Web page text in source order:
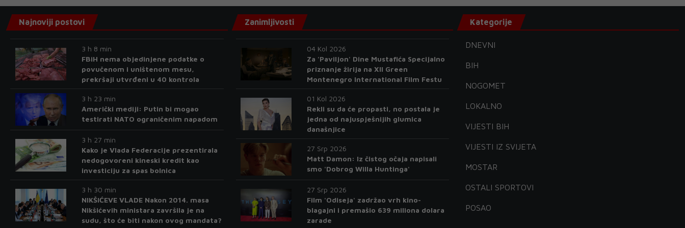
Najnoviji postovi
3 h 8 min
FBiH nema objedinjene podatke o
povučenom i uništenom mesu,
prekršaji utvrđeni u 40 kontrola
3 h 23 min
Američki mediji: Putin bi mogao
testirati NATO ograničenim napadom
3 h 27 min
Kako je Vlada Federacije prezentirala
nedogovoreni kineski kredit kao
investiciju za spas bolnica
3 h 30 min
NIKŠIĆEVE VLADE Nakon 2014. masa
Nikšićevih ministara završila je na
sudu, što će biti nakon ovog mandata?
Zanimljivosti
04 Kol 2026
Za 'Paviljon' Dine Mustafića Specijalno
priznanje žirija na XII Green
Montenegro International Film Festu
01 Kol 2026
Rekli su da će propasti, no postala je
jedna od najuspješnijih glumica
današnjice
27 Srp 2026
Matt Damon: Iz čistog očaja napisali
smo 'Dobrog Willa Huntinga'
27 Srp 2026
Film 'Odiseja' zadržao vrh kino-
blagajni i premašio 639 miliona dolara
zarade
Kategorije
DNEVNI
BIH
NOGOMET
LOKALNO
VIJESTI BIH
VIJESTI IZ SVIJETA
MOSTAR
OSTALI SPORTOVI
POSAO